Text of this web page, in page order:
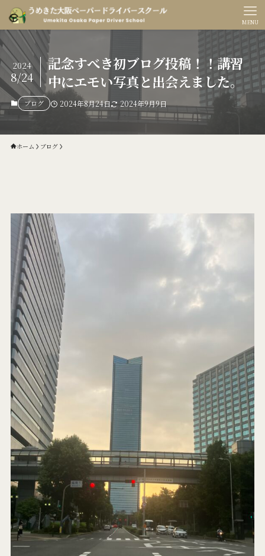
MENU
記念すべき初ブログ投稿！！講習
中にエモい写真と出会えました。
2024
8/24
ブログ 2024年8月24日 2024年9月9日
ホーム ブログ